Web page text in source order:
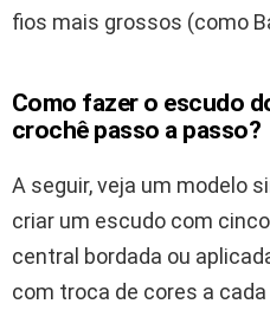
fios mais grossos (como
Como fazer o escudo
crochê passo a passo?
A seguir, veja um modelo
criar um escudo com
central bordada ou
com troca de cores a